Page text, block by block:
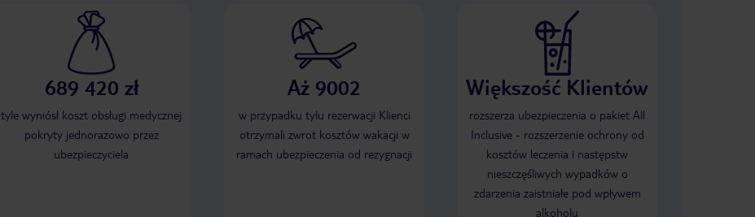
689 420 zł
tyle wyniósł koszt obsługi medycznej
pokryty jednorazowo przez
ubezpieczyciela
Aż 9002
w przypadku tylu rezerwacji Klienci
otrzymali zwrot kosztów wakacji w
ramach ubezpieczenia od rezygnacji
Większość Klientów
rozszerza ubezpieczenia o pakiet All
Inclusive - rozszerzenie ochrony od
kosztów leczenia i następstw
nieszczęśliwych wypadków o
zdarzenia zaistniałe pod wpływem
alkoholu